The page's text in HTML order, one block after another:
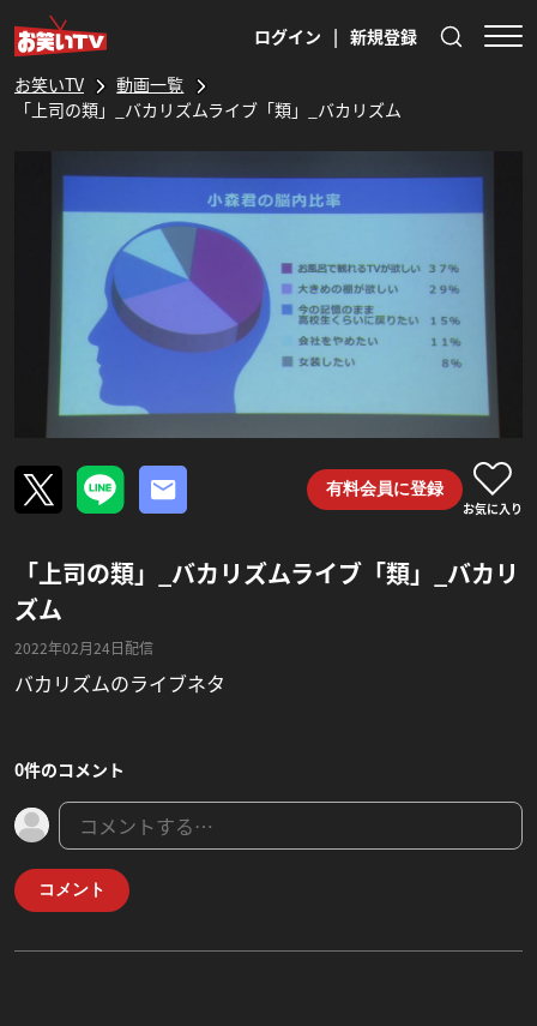
ログイン | 新規登録
お笑いTV
動画一覧
「上司の類」_バカリズムライブ「類」_バカリズム
有料会員に登録
お気に入り
「上司の類」_バカリズムライブ「類」_バカリ
ズム
2022年02月24日配信
バカリズムのライブネタ
0件のコメント
コメント